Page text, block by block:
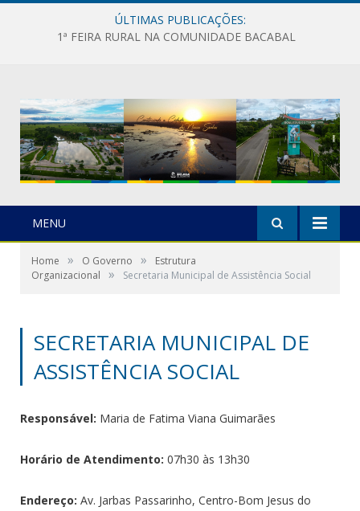
ÚLTIMAS PUBLICAÇÕES:
1ª FEIRA RURAL NA COMUNIDADE BACABAL
MENU
Home » O Governo »
Estrutura
Organizacional
» Secretaria Municipal de Assistência Social
SECRETARIA MUNICIPAL DE
ASSISTÊNCIA SOCIAL
Responsável: Maria de Fatima Viana Guimarães
Horário de Atendimento: 07h30 às 13h30
Endereço: Av. Jarbas Passarinho, Centro-Bom Jesus do